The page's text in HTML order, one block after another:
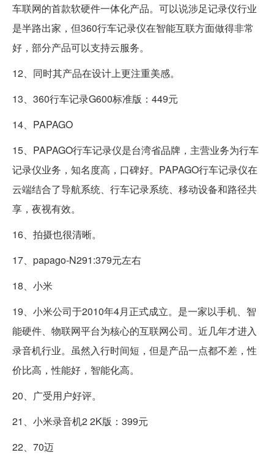
车联网的首款软硬件一体化产品。可以说涉足记录仪行业
是半路出家，但360行车记录仪在智能互联方面做得非常
好，部分产品可以支持云服务。
12、同时其产品在设计上更注重美感。
13、360行车记录G600标准版：449元
14、PAPAGO
15、PAPAGO行车记录仪是台湾省品牌，主营业务为行车
记录仪业务，知名度高，口碑好。PAPAGO行车记录仪在
云端结合了导航系统、行车记录系统、移动设备和路径共
享，夜视有效。
16、拍摄也很清晰。
17、papago-N291:379元左右
18、小米
19、小米公司于2010年4月正式成立。是一家以手机、智
能硬件、物联网平台为核心的互联网公司。近几年才进入
录音机行业。虽然入行时间短，但是产品一点都不差，性
价比高，性能好，智能化高。
20、广受用户好评。
21、小米录音机2 2K版：399元
22、70迈